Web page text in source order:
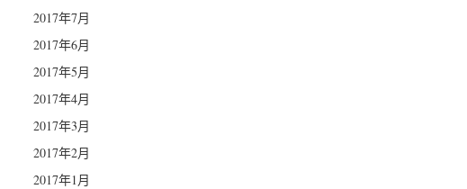
2017年7月
2017年6月
2017年5月
2017年4月
2017年3月
2017年2月
2017年1月